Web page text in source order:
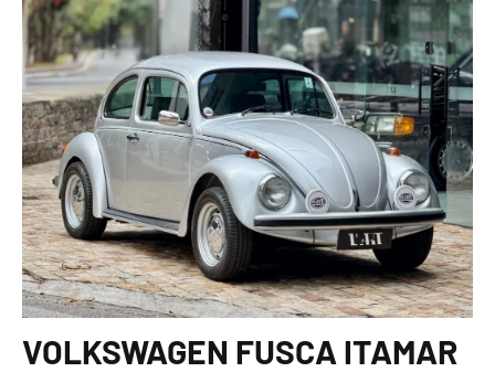
VOLKSWAGEN FUSCA ITAMAR